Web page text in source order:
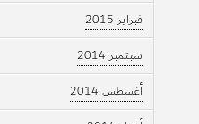
فبراير 2015
سبتمبر 2014
أغسطس 2014